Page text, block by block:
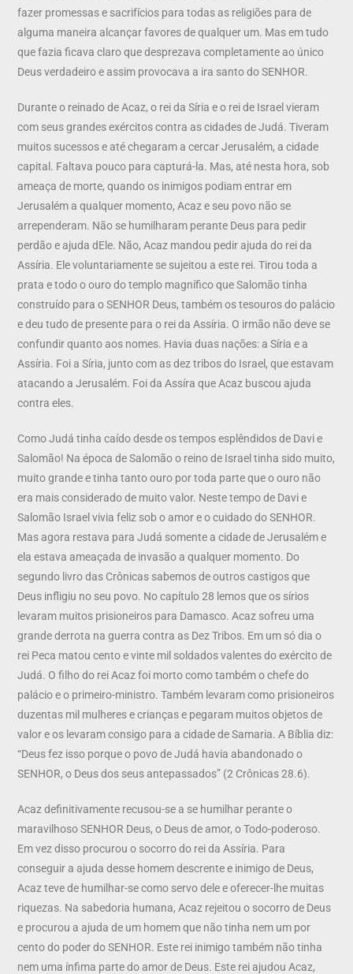
fazer promessas e sacrifícios para todas as religiões para de
alguma maneira alcançar favores de qualquer um. Mas em tudo
que fazia ficava claro que desprezava completamente ao único
Deus verdadeiro e assim provocava a ira santo do SENHOR.
Durante o reinado de Acaz, o rei da Síria e o rei de Israel vieram
com seus grandes exércitos contra as cidades de Judá. Tiveram
muitos sucessos e até chegaram a cercar Jerusalém, a cidade
capital. Faltava pouco para capturá-la. Mas, até nesta hora, sob
ameaça de morte, quando os inimigos podiam entrar em
Jerusalém a qualquer momento, Acaz e seu povo não se
arrependeram. Não se humilharam perante Deus para pedir
perdão e ajuda dEle. Não, Acaz mandou pedir ajuda do rei da
Assíria. Ele voluntariamente se sujeitou a este rei. Tirou toda a
prata e todo o ouro do templo magnífico que Salomão tinha
construído para o SENHOR Deus, também os tesouros do palácio
e deu tudo de presente para o rei da Assíria. O irmão não deve se
confundir quanto aos nomes. Havia duas nações: a Síria e a
Assíria. Foi a Síria, junto com as dez tribos do Israel, que estavam
atacando a Jerusalém. Foi da Assíra que Acaz buscou ajuda
contra eles.
Como Judá tinha caído desde os tempos esplêndidos de Davi e
Salomão! Na época de Salomão o reino de Israel tinha sido muito,
muito grande e tinha tanto ouro por toda parte que o ouro não
era mais considerado de muito valor. Neste tempo de Davi e
Salomão Israel vivia feliz sob o amor e o cuidado do SENHOR.
Mas agora restava para Judá somente a cidade de Jerusalém e
ela estava ameaçada de invasão a qualquer momento. Do
segundo livro das Crônicas sabemos de outros castigos que
Deus infligiu no seu povo. No capítulo 28 lemos que os sírios
levaram muitos prisioneiros para Damasco. Acaz sofreu uma
grande derrota na guerra contra as Dez Tribos. Em um só dia o
rei Peca matou cento e vinte mil soldados valentes do exército de
Judá. O filho do rei Acaz foi morto como também o chefe do
palácio e o primeiro-ministro. Também levaram como prisioneiros
duzentas mil mulheres e crianças e pegaram muitos objetos de
valor e os levaram consigo para a cidade de Samaria. A Bíblia diz:
“Deus fez isso porque o povo de Judá havia abandonado o
SENHOR, o Deus dos seus antepassados” (2 Crônicas 28.6).
Acaz definitivamente recusou-se a se humilhar perante o
maravilhoso SENHOR Deus, o Deus de amor, o Todo-poderoso.
Em vez disso procurou o socorro do rei da Assíria. Para
conseguir a ajuda desse homem descrente e inimigo de Deus,
Acaz teve de humilhar-se como servo dele e oferecer-lhe muitas
riquezas. Na sabedoria humana, Acaz rejeitou o socorro de Deus
e procurou a ajuda de um homem que não tinha nem um por
cento do poder do SENHOR. Este rei inimigo também não tinha
nem uma ínfima parte do amor de Deus. Este rei ajudou Acaz,